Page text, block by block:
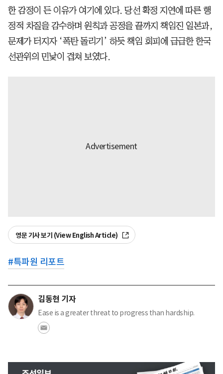
한 감정이 든 이유가 여기에 있다. 당선 확정 지연에 따른 행
정적 차질을 감수하며 원칙과 공정을 끝까지 책임진 일본과,
문제가 터지자 ‘폭탄 돌리기’ 하듯 책임 회피에 급급한 한국
선관위의 민낯이 겹쳐 보였다.
영문 기사 보기 (View English Article)
#특파원 리포트
김동현 기자
Ease is a greater threat to progress than hardship.